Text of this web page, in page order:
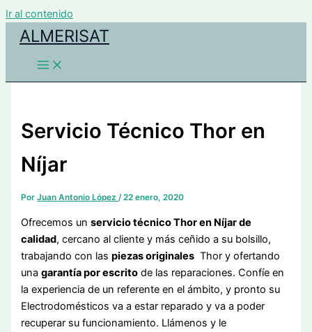
Ir al contenido
ALMERISAT
Servicio Técnico Thor en
Níjar
PorJuan Antonio López/22 enero, 2020
Ofrecemos unservicio técnico Thor en Níjar de
calidad, cercano al cliente y más ceñido a su bolsillo,
trabajando con laspiezas originales Thor y ofertando
unagarantía por escrito de las reparaciones. Confíe en
la experiencia de un referente en el ámbito, y pronto su
Electrodomésticos va a estar reparado y va a poder
recuperar su funcionamiento. Llámenos y le